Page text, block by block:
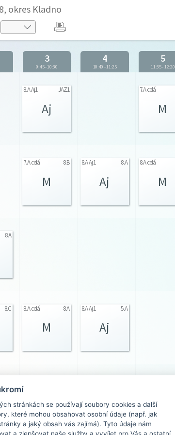
okres Kladno
3
9:45-10:30
4
10:40 -11:25
5
11:35-12:20
8.A Aj1 JAZ1
Aj
7.A celá
M
7.A celá 8.B
M
8.A Aj1 8.A
Aj
8.A celá
M
8.A
8.C 8.A celá 8.A
M
8.A Aj1 5.A
Aj
KAj Aj
stránkách se používají soubory cookies a další
které mohou obsahovat osobní údaje (např. jak
a jaký obsah vás zajímá). Tyto údaje nám